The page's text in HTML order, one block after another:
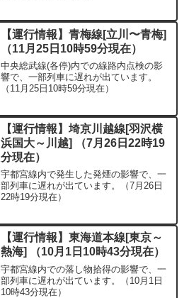
【運行情報】青梅線[立川〜青梅]
（11月25日10時59分現在）
中央総武線(各停)内での線路内点検の影
響で、一部列車に遅れが出ています。
（11月25日10時59分現在）
【運行情報】埼京川越線[羽沢横
浜国大～川越] （7月26日22時19
分現在）
宇都宮線内で発生した発煙の影響で、一
部列車に遅れが出ています。（7月26日
22時19分現在）
【運行情報】東海道本線[東京～
熱海] （10月1日10時43分現在）
宇都宮線内での落し物拾得の影響で、一
部列車に遅れが出ています。（10月1日
10時43分現在）